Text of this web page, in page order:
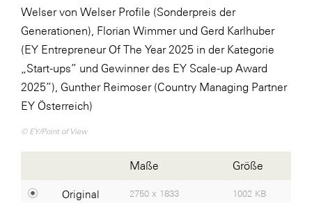
McArthurGlen
MTH Retail Group
PAGRO
Primark
Salesforce
sebamed
Welser von Welser Profile (Sonderpreis der
Generationen), Florian Wimmer und Gerd Karlhuber
(EY Entrepreneur Of The Year 2025 in der Kategorie
„Start-ups” und Gewinner des EY Scale-up Award
2025”), Gunther Reimoser (Country Managing Partner
EY Österreich)
© EY/Point of View
Maße Größe
Original 2750 x 1833 1002 KB